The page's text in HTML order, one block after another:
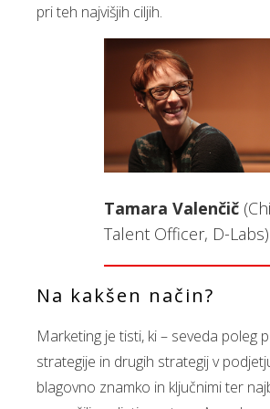
pri teh najvišjih ciljih.
Tamara Valenčič
Talent Officer, D-Labs)
Na kakšen način?
Marketing je tisti, ki – seveda poleg
strategije in drugih strategij v
blagovno znamko in ključnimi ter